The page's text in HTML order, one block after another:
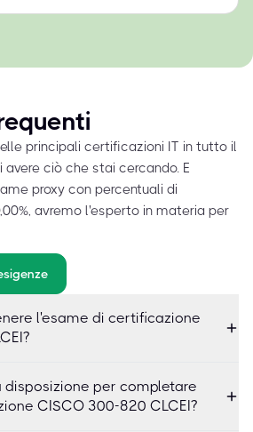
principali certificazioni IT in tutto il
ciò che stai cercando. E
proxy con percentuali di
avremo l'esperto in materia per
l'esame di certificazione
per completare
CISCO 300-820 CLCEI?